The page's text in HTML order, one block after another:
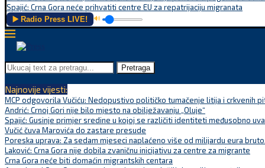
Spajić: Crna Gora neće prihvatiti centre EU za repatrijaciju migranata
▶️ Radio Press LIVE! 🔊
Pretraga
Najnovije vijesti:
MCP odgovorila Vučiću: Nedopustivo političko tumačenje litija i crkvenih
Andrić: Crnoj Gori nije bilo mjesto na obilježavanju „Oluje“
Spajić: Gusinje primjer sredine u kojoj se različiti identiteti međusobno
Vučić čuva Marovića do zastare presude
Poreska uprava: Za sedam mjeseci naplaćeno više od milijardu eura
Laković: Crna Gora nije dobila zvaničnu inicijativu za centre za migrante
Crna Gora neće biti domaćin migrantskih centara